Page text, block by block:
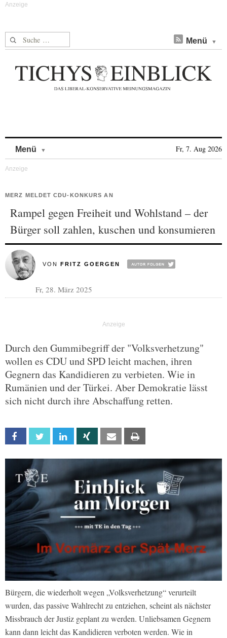
Suche nach: Menü
Menü Fr, 7. Aug 2026
MERZ MELDET CDU-KONKURS AN
Rampel gegen Freiheit und Wohlstand – der
Bürger soll zahlen, kuschen und konsumieren
VON FRITZ GOERGEN
Fr, 28. März 2025
Durch den Gummibegriff der "Volksverhetzung"
wollen es CDU und SPD leicht machen, ihren
Gegnern das Kandidieren zu verbieten. Wie in
Rumänien und der Türkei. Aber Demokratie lässt
sich nicht durch ihre Abschaffung retten.
Facebook Twitter Linkedin Xing Email
Bürgern, die wiederholt wegen „Volksverhetzung“ verurteilt
wurden, das passive Wahlrecht zu entziehen, scheint als nächster
Missbrauch der Justiz geplant zu werden. Unliebsamen Gegnern
kann dann leicht das Kandidieren verboten werden. Wie in